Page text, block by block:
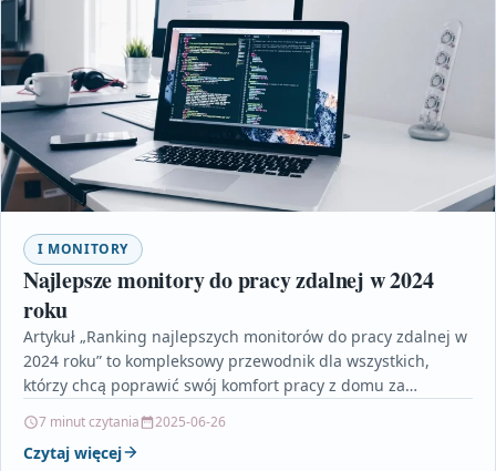
I MONITORY
Najlepsze monitory do pracy zdalnej w 2024
roku
Artykuł „Ranking najlepszych monitorów do pracy zdalnej w
2024 roku” to kompleksowy przewodnik dla wszystkich,
którzy chcą poprawić swój komfort pracy z domu za…
7 minut czytania 2025-06-26
Czytaj więcej